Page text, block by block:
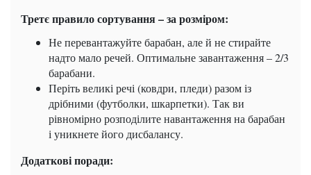
Третє правило сортування – за розміром:
Не перевантажуйте барабан, але й не стирайте
надто мало речей. Оптимальне завантаження – 2/3
барабани.
Періть великі речі (ковдри, пледи) разом із
дрібними (футболки, шкарпетки). Так ви
рівномірно розподілите навантаження на барабан
і уникнете його дисбалансу.
Додаткові поради: